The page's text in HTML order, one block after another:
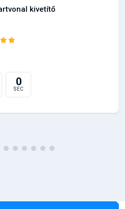
kivetítő
0
SEC